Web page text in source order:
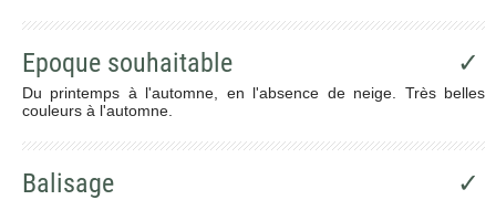
Epoque souhaitable ✓
Du printemps à l'automne, en l'absence de neige. Très belles
couleurs à l'automne.
Balisage ✓